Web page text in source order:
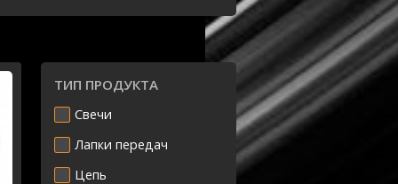
ТИП ПРОДУКТА
Свечи
Лапки передач
Цепь